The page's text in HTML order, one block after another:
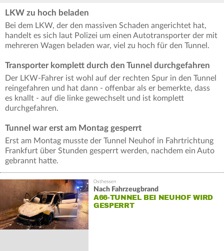
LKW zu hoch beladen
Bei dem LKW, der den massiven Schaden angerichtet hat,
handelt es sich laut Polizei um einen Autotransporter der mit
mehreren Wagen beladen war, viel zu hoch für den Tunnel.
Transporter komplett durch den Tunnel durchgefahren
Der LKW-Fahrer ist wohl auf der rechten Spur in den Tunnel
reingefahren und hat dann - offenbar als er bemerkte, dass
es knallt - auf die linke gewechselt und ist komplett
durchgefahren.
Tunnel war erst am Montag gesperrt
Erst am Montag musste der Tunnel Neuhof in Fahrtrichtung
Frankfurt über Stunden gesperrt werden, nachdem ein Auto
gebrannt hatte.
Nach Fahrzeugbrand
A66-TUNNEL BEI NEUHOF WIRD
GESPERRT